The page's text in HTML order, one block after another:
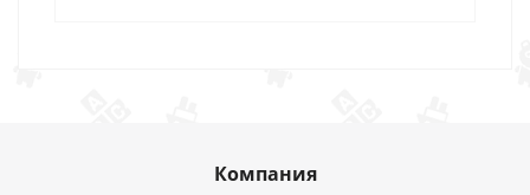
Компания